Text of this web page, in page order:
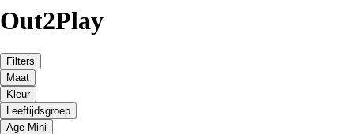
Out2Play
Filters
Maat
Kleur
Leeftijdsgroep
Age Mini